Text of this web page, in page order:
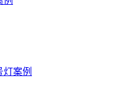
案例